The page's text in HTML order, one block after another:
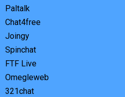
Paltalk
Chat4free
Joingy
Spinchat
FTF Live
Omegleweb
321chat